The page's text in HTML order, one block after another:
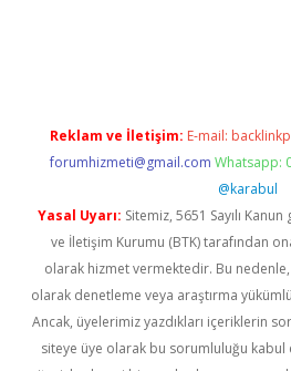
Reklam ve İletişim: E-mail:
forumhizmeti@gmail.com Whatsapp:
@karabul
Yasal Uyarı: Sitemiz, 5651 Sayılı
ve İletişim Kurumu (BTK) tarafından
olarak hizmet vermektedir. Bu
olarak denetleme veya araştırma
Ancak, üyelerimiz yazdıkları içeriklerin
siteye üye olarak bu sorumluluğu kabul